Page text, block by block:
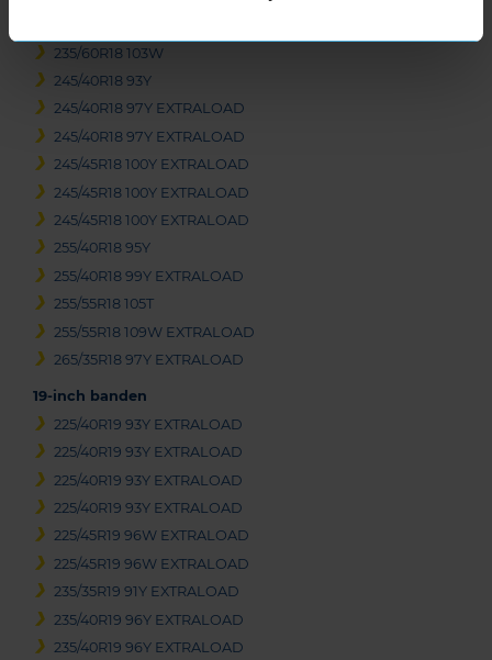
235/60R18 103W
245/40R18 93Y
245/40R18 97Y EXTRALOAD
245/40R18 97Y EXTRALOAD
245/45R18 100Y EXTRALOAD
245/45R18 100Y EXTRALOAD
245/45R18 100Y EXTRALOAD
255/40R18 95Y
255/40R18 99Y EXTRALOAD
255/55R18 105T
255/55R18 109W EXTRALOAD
265/35R18 97Y EXTRALOAD
19-inch banden
225/40R19 93Y EXTRALOAD
225/40R19 93Y EXTRALOAD
225/40R19 93Y EXTRALOAD
225/40R19 93Y EXTRALOAD
225/45R19 96W EXTRALOAD
225/45R19 96W EXTRALOAD
235/35R19 91Y EXTRALOAD
235/40R19 96Y EXTRALOAD
235/40R19 96Y EXTRALOAD